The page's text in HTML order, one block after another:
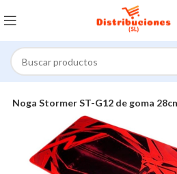
Noga Stormer ST-G12 de goma